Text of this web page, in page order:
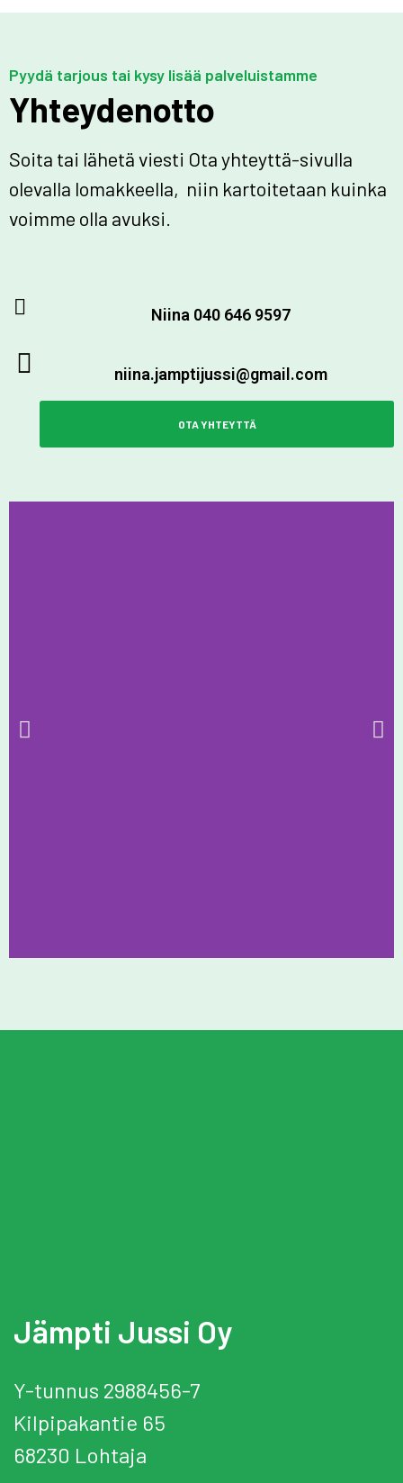
Pyydä tarjous tai kysy lisää palveluistamme
Yhteydenotto
Soita tai lähetä viesti Ota yhteyttä-sivulla
olevalla lomakkeella, niin kartoitetaan kuinka
voimme olla avuksi.
Niina 040 646 9597
niina.jamptijussi@gmail.com
OTA YHTEYTTÄ
Jämpti Jussi Oy
Y-tunnus 2988456-7
Kilpipakantie 65
68230 Lohtaja